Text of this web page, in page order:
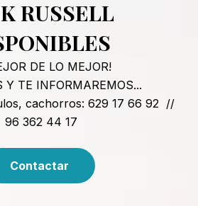
RUSSELL
DE LO MEJOR!
Y TE INFORMAREMOS...
cachorros: 629 17 66 92 //
96 362 44 17
Contactar